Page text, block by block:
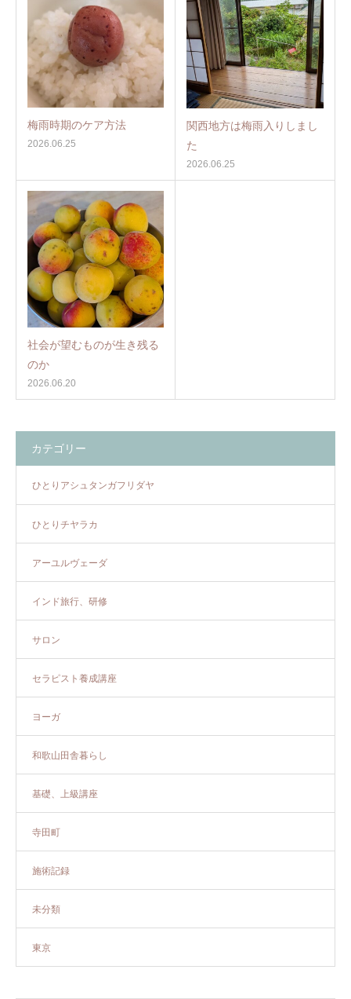
梅雨時期のケア方法
2026.06.25
関西地方は梅雨入りしまし
た
2026.06.25
社会が望むものが生き残る
のか
2026.06.20
カテゴリー
ひとりアシュタンガフリダヤ
ひとりチヤラカ
アーユルヴェーダ
インド旅行、研修
サロン
セラピスト養成講座
ヨーガ
和歌山田舎暮らし
基礎、上級講座
寺田町
施術記録
未分類
東京